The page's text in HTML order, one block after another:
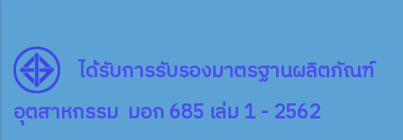
ได้รับการรับรองมาตรฐานผลิตภัณฑ์
อุตสาหกรรม มอก 685 เล่ม 1 - 2562